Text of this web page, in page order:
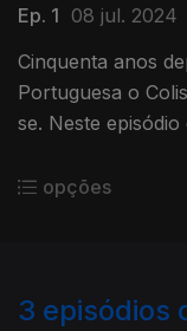
Ep. 1 08 jul. 2024
Cinquenta anos
Portuguesa o
se. Neste
opções
3 episódios